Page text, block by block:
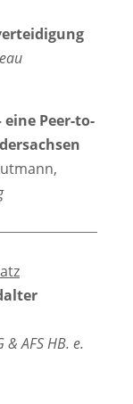
eine Peer-to-
& AFS HB. e.